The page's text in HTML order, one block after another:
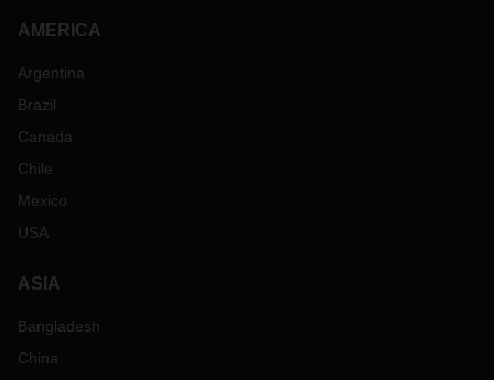
AMERICA
Argentina
Brazil
Canada
Chile
Mexico
USA
ASIA
Bangladesh
China